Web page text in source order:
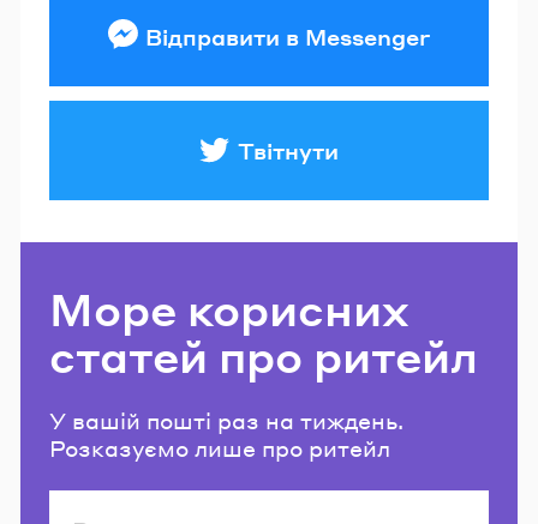
Відправити в Messenger
Твітнути
Море корисних
статей про ритейл
У вашій пошті раз на тиждень.
Розказуємо лише про ритейл